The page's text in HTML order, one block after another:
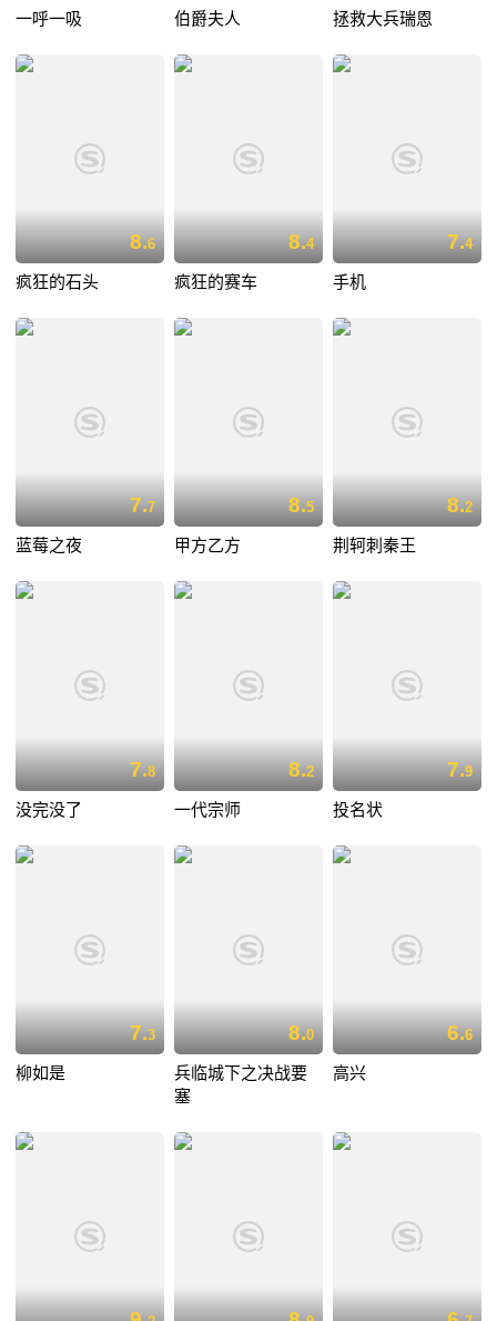
一呼一吸 伯爵夫人 拯救大兵瑞恩
8.6
疯狂的石头
8.4
疯狂的赛车
7.4
手机
7.7
蓝莓之夜
8.5
甲方乙方
8.2
荆轲刺秦王
7.8
没完没了
8.2
一代宗师
7.9
投名状
7.3
柳如是
8.0
兵临城下之决战要
塞
6.6
高兴